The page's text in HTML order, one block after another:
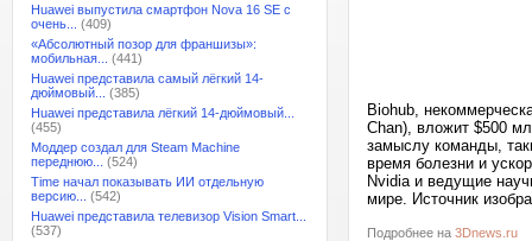
Huawei выпустила смартфон Nova 16 SE с
очень...
(409)
«Абсолютный позор для франшизы»:
мобильная...
(441)
Huawei представила самый лёгкий 14-
дюймовый...
(385)
Huawei представила лёгкий 14-дюймовый...
(455)
Моддер создал для Steam Machine
переднюю...
(524)
Time начал показывать ИИ отдельную
версию...
(542)
Huawei представила телевизор Vision Smart...
(537)
Biohub,
Chan), вложит $500
замыслу команды,
время болезни и
Nvidia и ведущие
мире. Источник
Подробнее на 3Dnews.ru